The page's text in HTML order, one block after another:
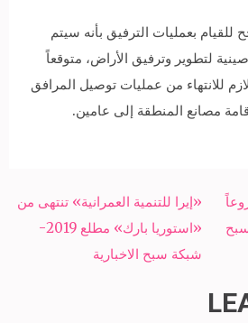
للقيام بعمليات الترفيق بأنه سيتم
لتطوير وترفيق الأراض، متوقعاً
للانتهاء من عمليات توصيل المرافق
مصانع المنطقة إلى عامين.
«إيرا للتنمية العمرانية» تنتهى من
«استوريا بارك» مطلع 2019-
شبكة سبح الاخبارية